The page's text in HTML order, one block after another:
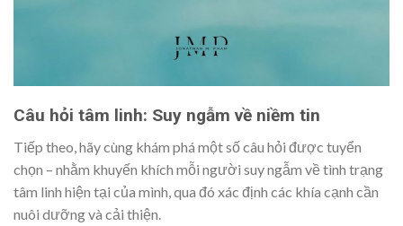
Câu hỏi tâm linh: Suy ngẫm về niềm tin
Tiếp theo, hãy cùng khám phá một số câu hỏi được tuyển
chọn – nhằm khuyến khích mỗi người suy ngẫm về tình trạng
tâm linh hiện tại của mình, qua đó xác định các khía cạnh cần
nuôi dưỡng và cải thiện.